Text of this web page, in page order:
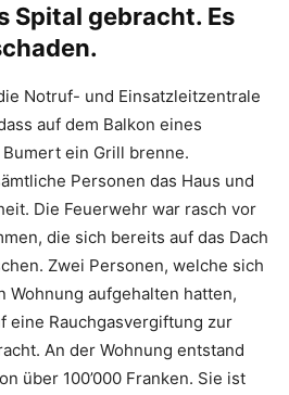
Spital gebracht. Es
Notruf- und Einsatzleitzentrale
auf dem Balkon eines
ein Grill brenne.
Personen das Haus und
Die Feuerwehr war rasch vor
die sich bereits auf das Dach
Zwei Personen, welche sich
Wohnung aufgehalten hatten,
eine Rauchgasvergiftung zur
An der Wohnung entstand
über 100’000 Franken. Sie ist